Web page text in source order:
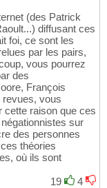
(des Patrick
diffusant ces
foi, ce sont les
par les pairs,
vous pourrez
des
François
revues, vous
cette raison que ces
sur
des personnes
théories
où ils sont
19
4